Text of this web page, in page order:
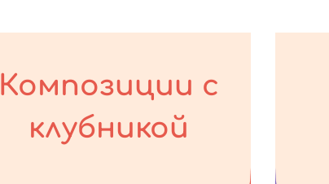
Композиции с
клубникой